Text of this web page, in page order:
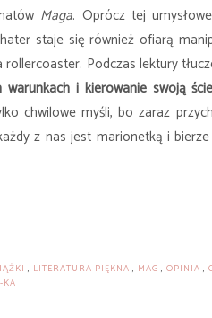
Maga. Oprócz tej
staje się również ofiarą
Podczas lektury
i kierowanie swoją
chwilowe myśli, bo zaraz
z nas jest marionetką i
, LITERATURA PIĘKNA , MAG , OPINIA ,
KA